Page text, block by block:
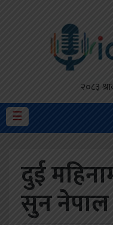
२०८३
☰
मैथिली
प्रदेश
राजनीति
विचार
दुई
सुन नेपाल